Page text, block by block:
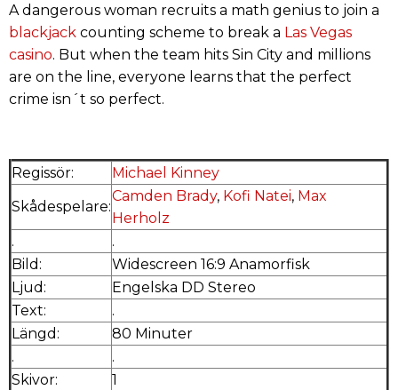
A dangerous woman recruits a math genius to join a
blackjack counting scheme to break a Las Vegas
casino. But when the team hits Sin City and millions
are on the line, everyone learns that the perfect
crime isn´t so perfect.
Regissör:
Michael Kinney
Skådespelare:
Camden Brady, Kofi Natei, Max
Herholz
.
.
Bild:
Widescreen 16:9 Anamorfisk
Ljud:
Engelska DD Stereo
Text:
.
Längd:
80 Minuter
.
.
Skivor:
1